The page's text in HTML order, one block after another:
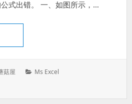
式出错。 一、如图所示，…
INDIRECT函数-使被引用单元格删除后
菇屋
分
Ms Excel